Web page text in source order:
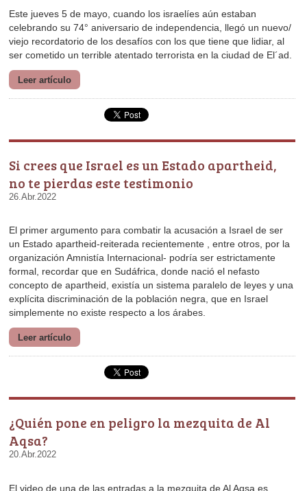
ser cometido un terrible atentado terrorista en la ciudad de El´ad.
Leer artículo
no te pierdas este testimonio
26.Abr.2022
simplemente no existe respecto a los árabes.
Leer artículo
Aqsa?
20.Abr.2022